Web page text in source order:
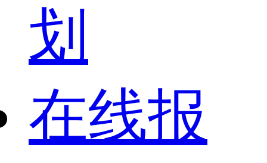
划
在线报